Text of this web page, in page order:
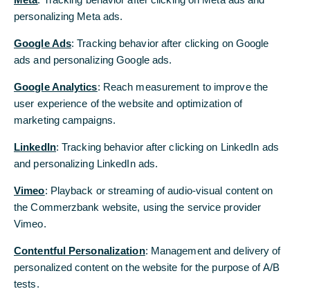
Die Commerzbank ist der Enterprise Ethereum
Alliance (EEA) beigetreten. Dabei handelt es sich
um ein weltweites Blockchain-Konsortium, das
insbesondere industrieübergreifende
Ethereum Alliance verbindet Fortune-500-
Unternehmen, Start-ups, Wissenschaft und
Technologieanbieter mit Ethereum-Experten. Sie
wurde 2017 ins Leben gerufen und hat sich zum
Ziel gesetzt, auf Basis der Ethereum-Technologie
eine unternehmensfähige Software zu definieren,
die in der Lage ist, komplexe und anspruchsvolle
Anwendungen mit hoher Geschwindigkeit
auszuführen. Ethereum ist ein verteiltes System
dezentrale Programme oder Verträge (Smart
Contracts) abbildet.
personalizing Meta ads.
Google Ads: Tracking behavior after clicking on Google
ads and personalizing Google ads.
Google Analytics: Reach measurement to improve the
user experience of the website and optimization of
marketing campaigns.
LinkedIn: Tracking behavior after clicking on LinkedIn ads
and personalizing LinkedIn ads.
Vimeo: Playback or streaming of audio-visual content on
the Commerzbank website, using the service provider
Vimeo.
Contentful Personalization: Management and delivery of
personalized content on the website for the purpose of A/B
tests.